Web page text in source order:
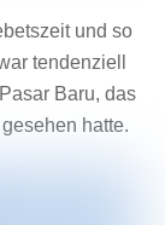
und so
tendenziell
Baru, das
hatte.